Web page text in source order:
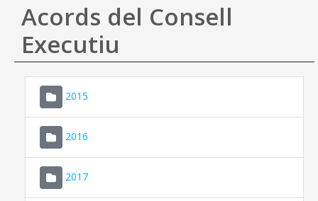
Ajuda
Acords del Consell
Executiu
2015
2016
2017